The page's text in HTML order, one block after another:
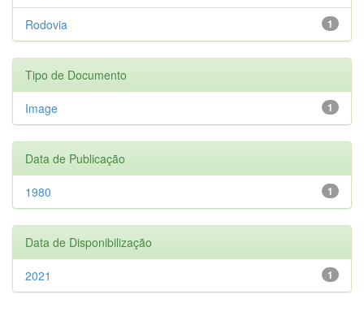
1
Rodovia
Tipo de Documento
1
Image
Data de Publicação
1
1980
Data de Disponibilização
1
2021